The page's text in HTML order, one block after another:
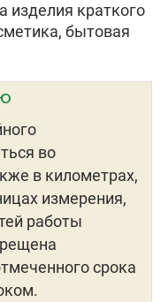
изделия краткого
бытовая
во
в километрах,
измерения,
работы
срока